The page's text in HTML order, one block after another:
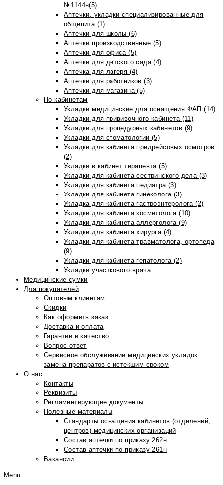
№1144н(5)
Аптечки, укладки специализированные для
общепита (1)
Аптечки для школы (6)
Аптечки производственные (5)
Аптечки для офиса (5)
Аптечки для детского сада (4)
Аптечка для лагеря (4)
Аптечки для работников (3)
Аптечки для магазина (5)
По кабинетам
Укладки медицинские для оснащения ФАП (14)
Укладки для прививочного кабинета (11)
Укладки для процедурных кабинетов (9)
Укладки для стоматологии (5)
Укладки для кабинета предрейсовых осмотров
(2)
Укладки в кабинет терапевта (5)
Укладки для кабинета сестринского дела (3)
Укладки для кабинета педиатра (3)
Укладки для кабинета гинеколога (3)
Укладка для кабинета гастроэнтеролога (2)
Укладки для кабинета косметолога (10)
Укладки для кабинета аллерголога (9)
Укладки для кабинета хирурга (4)
Укладки для кабинета травматолога, ортопеда
(9)
Укладки для кабинета гепатолога (2)
Укладки участкового врача
Медицинские сумки
Для покупателей
Оптовым клиентам
Скидки
Как оформить заказ
Доставка и оплата
Гарантии и качество
Вопрос-ответ
Сервисное обслуживание медицинских укладок:
замена препаратов с истекшим сроком
О нас
Контакты
Реквизиты
Регламентирующие документы
Полезные материалы
Стандарты оснащения кабинетов (отделений,
центров) медицинских организаций
Состав аптечки по приказу 262н
Состав аптечки по приказу 261н
Вакансии
Menu